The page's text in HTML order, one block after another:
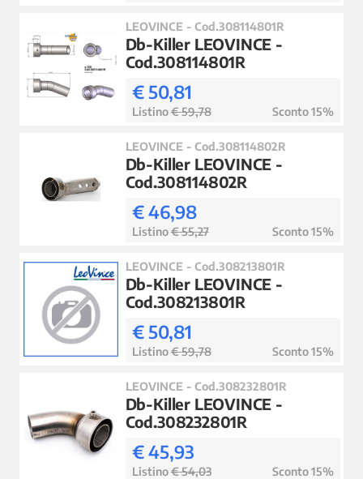
LEOVINCE - Cod.308114801R
Db-Killer LEOVINCE -
Cod.308114801R
€ 50,81
Listino€ 59,78 Sconto 15%
LEOVINCE - Cod.308114802R
Db-Killer LEOVINCE -
Cod.308114802R
€ 46,98
Listino€ 55,27 Sconto 15%
LEOVINCE - Cod.308213801R
Db-Killer LEOVINCE -
Cod.308213801R
€ 50,81
Listino€ 59,78 Sconto 15%
LEOVINCE - Cod.308232801R
Db-Killer LEOVINCE -
Cod.308232801R
€ 45,93
Listino€ 54,03 Sconto 15%